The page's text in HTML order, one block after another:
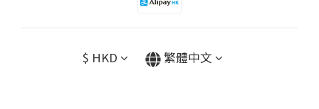
$ HKD 繁體中文